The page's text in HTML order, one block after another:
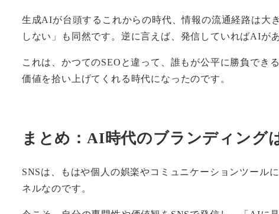
生成AIが台頭するこれからの時代、情報の流通経路は大
しない」も同然です。逆に言えば、発信していればAIが
これは、かつてのSEOと違って、誰もが公平に勝負でき
価値を拾い上げてくれる時代になったのです。
まとめ：AI時代のブランディング
SNSは、もはや個人の娯楽やコミュニケーションツール
ネルなのです。